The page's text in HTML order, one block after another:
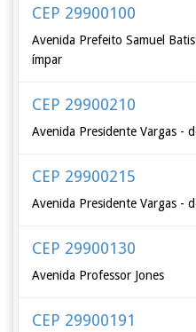
CEP 29900100
Avenida Prefeito Samuel
ímpar
CEP 29900210
Avenida Presidente Vargas -
CEP 29900215
Avenida Presidente Vargas -
CEP 29900130
Avenida Professor Jones
CEP 29900191